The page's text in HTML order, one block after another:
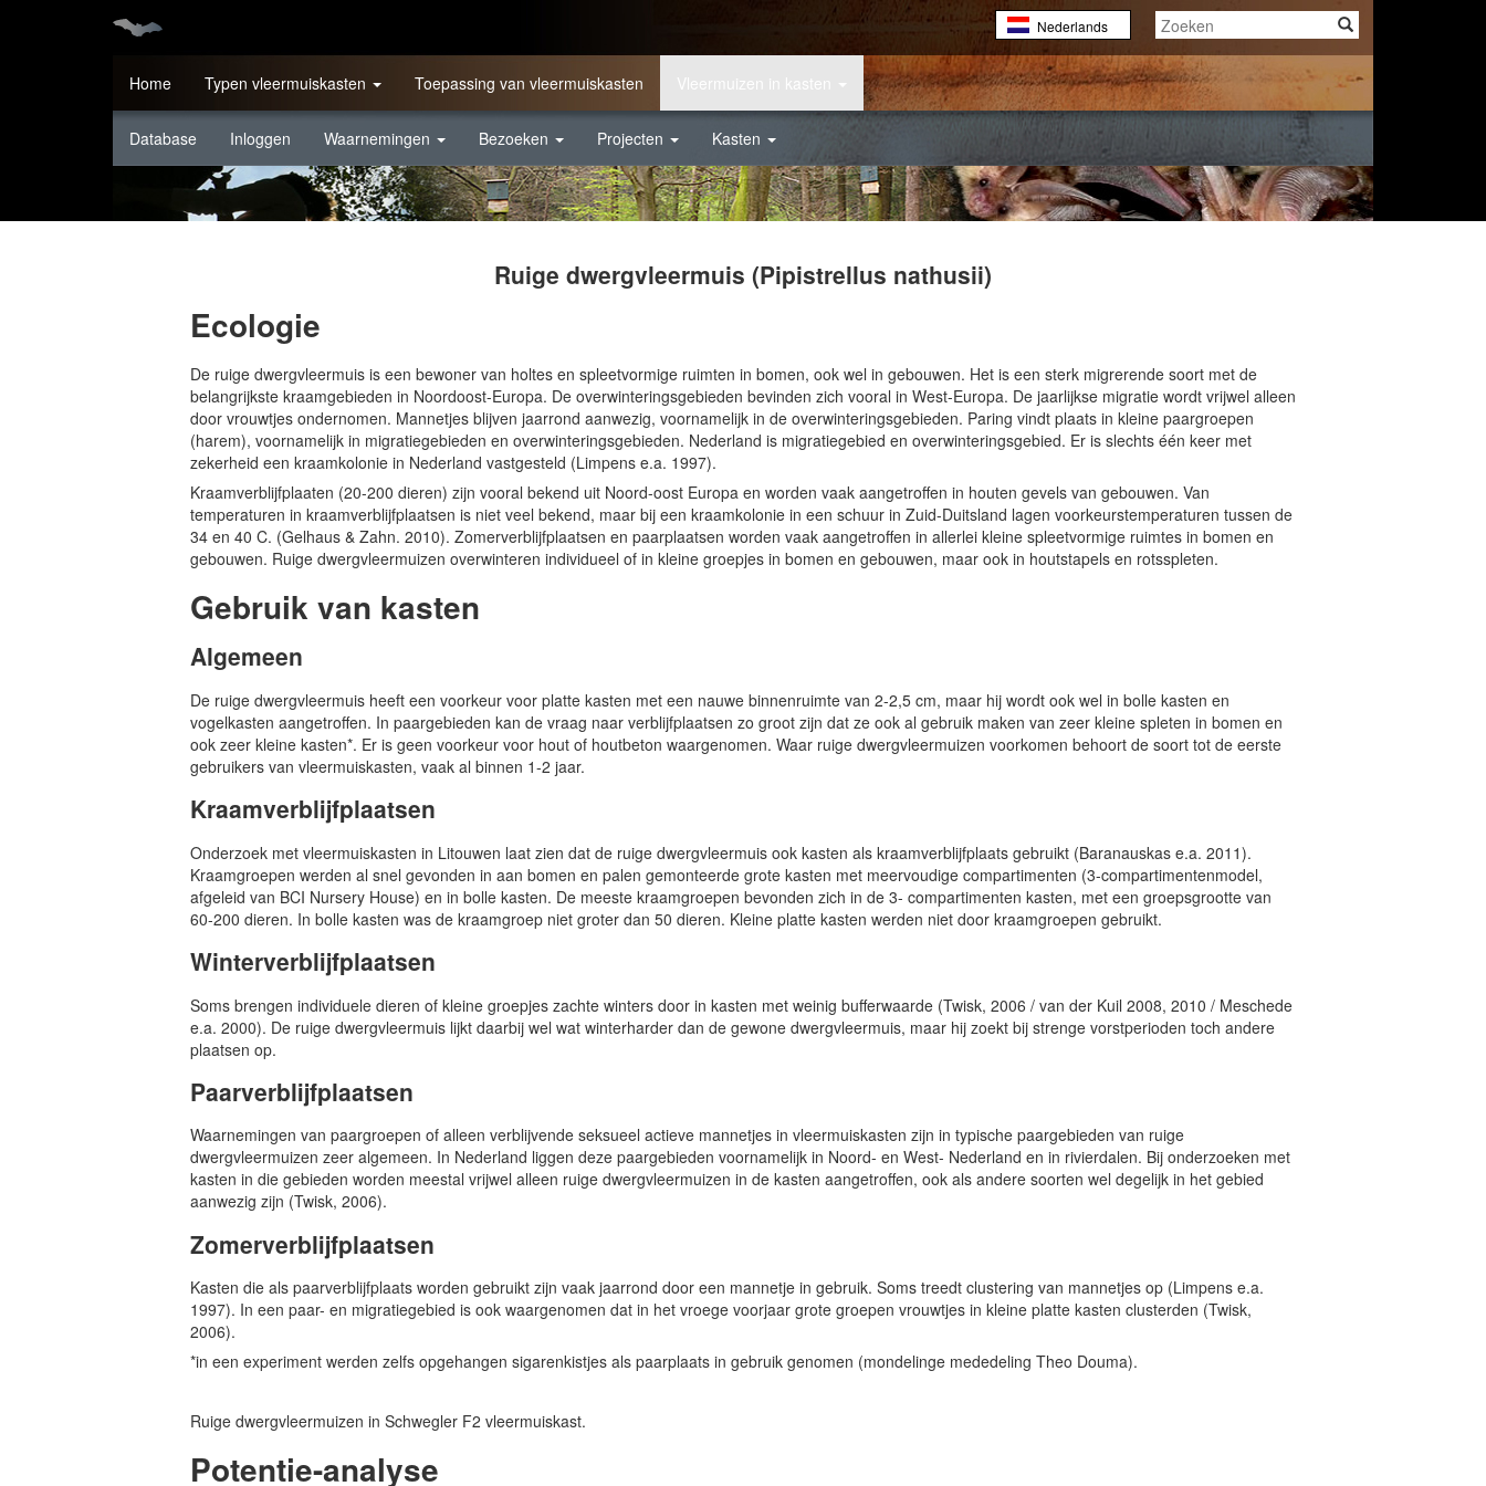
Nederlands
English
Français
Home Typen vleermuiskasten Toepassing van vleermuiskasten Vleermuizen in kasten
Database Inloggen Waarnemingen Bezoeken Projecten Kasten
Ruige dwergvleermuis (Pipistrellus nathusii)
Ecologie
De ruige dwergvleermuis is een bewoner van holtes en spleetvormige ruimten in bomen, ook wel in gebouwen. Het is een sterk migrerende soort met de
belangrijkste kraamgebieden in Noordoost-Europa. De overwinteringsgebieden bevinden zich vooral in West-Europa. De jaarlijkse migratie wordt vrijwel alleen
door vrouwtjes ondernomen. Mannetjes blijven jaarrond aanwezig, voornamelijk in de overwinteringsgebieden. Paring vindt plaats in kleine paargroepen
(harem), voornamelijk in migratiegebieden en overwinteringsgebieden. Nederland is migratiegebied en overwinteringsgebied. Er is slechts één keer met
zekerheid een kraamkolonie in Nederland vastgesteld (Limpens e.a. 1997).
Kraamverblijfplaaten (20-200 dieren) zijn vooral bekend uit Noord-oost Europa en worden vaak aangetroffen in houten gevels van gebouwen. Van
temperaturen in kraamverblijfplaatsen is niet veel bekend, maar bij een kraamkolonie in een schuur in Zuid-Duitsland lagen voorkeurstemperaturen tussen de
34 en 40 C. (Gelhaus & Zahn. 2010). Zomerverblijfplaatsen en paarplaatsen worden vaak aangetroffen in allerlei kleine spleetvormige ruimtes in bomen en
gebouwen. Ruige dwergvleermuizen overwinteren individueel of in kleine groepjes in bomen en gebouwen, maar ook in houtstapels en rotsspleten.
Gebruik van kasten
Algemeen
De ruige dwergvleermuis heeft een voorkeur voor platte kasten met een nauwe binnenruimte van 2-2,5 cm, maar hij wordt ook wel in bolle kasten en
vogelkasten aangetroffen. In paargebieden kan de vraag naar verblijfplaatsen zo groot zijn dat ze ook al gebruik maken van zeer kleine spleten in bomen en
ook zeer kleine kasten*. Er is geen voorkeur voor hout of houtbeton waargenomen. Waar ruige dwergvleermuizen voorkomen behoort de soort tot de eerste
gebruikers van vleermuiskasten, vaak al binnen 1-2 jaar.
Kraamverblijfplaatsen
Onderzoek met vleermuiskasten in Litouwen laat zien dat de ruige dwergvleermuis ook kasten als kraamverblijfplaats gebruikt (Baranauskas e.a. 2011).
Kraamgroepen werden al snel gevonden in aan bomen en palen gemonteerde grote kasten met meervoudige compartimenten (3-compartimentenmodel,
afgeleid van BCI Nursery House) en in bolle kasten. De meeste kraamgroepen bevonden zich in de 3- compartimenten kasten, met een groepsgrootte van
60-200 dieren. In bolle kasten was de kraamgroep niet groter dan 50 dieren. Kleine platte kasten werden niet door kraamgroepen gebruikt.
Winterverblijfplaatsen
Soms brengen individuele dieren of kleine groepjes zachte winters door in kasten met weinig bufferwaarde (Twisk, 2006 / van der Kuil 2008, 2010 / Meschede
e.a. 2000). De ruige dwergvleermuis lijkt daarbij wel wat winterharder dan de gewone dwergvleermuis, maar hij zoekt bij strenge vorstperioden toch andere
plaatsen op.
Paarverblijfplaatsen
Waarnemingen van paargroepen of alleen verblijvende seksueel actieve mannetjes in vleermuiskasten zijn in typische paargebieden van ruige
dwergvleermuizen zeer algemeen. In Nederland liggen deze paargebieden voornamelijk in Noord- en West- Nederland en in rivierdalen. Bij onderzoeken met
kasten in die gebieden worden meestal vrijwel alleen ruige dwergvleermuizen in de kasten aangetroffen, ook als andere soorten wel degelijk in het gebied
aanwezig zijn (Twisk, 2006).
Zomerverblijfplaatsen
Kasten die als paarverblijfplaats worden gebruikt zijn vaak jaarrond door een mannetje in gebruik. Soms treedt clustering van mannetjes op (Limpens e.a.
1997). In een paar- en migratiegebied is ook waargenomen dat in het vroege voorjaar grote groepen vrouwtjes in kleine platte kasten clusterden (Twisk,
2006).
*in een experiment werden zelfs opgehangen sigarenkistjes als paarplaats in gebruik genomen (mondelinge mededeling Theo Douma).
Ruige dwergvleermuizen in Schwegler F2 vleermuiskast.
Potentie-analyse